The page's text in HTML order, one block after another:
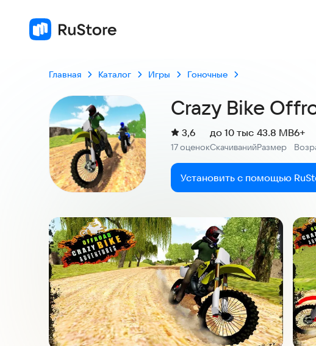
Главная Каталог Игры Гоночные
Crazy Bike
Рейтинг:
3,6
17 оценокСкачиваний
до 10 тыс
Размер
43.8 MB6+
Установить с помощью
Скриншоты